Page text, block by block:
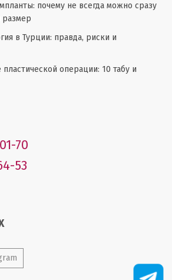
почему не всегда можно сразу
размер
в Турции: правда, риски и
операции: 10 табу и
70
53